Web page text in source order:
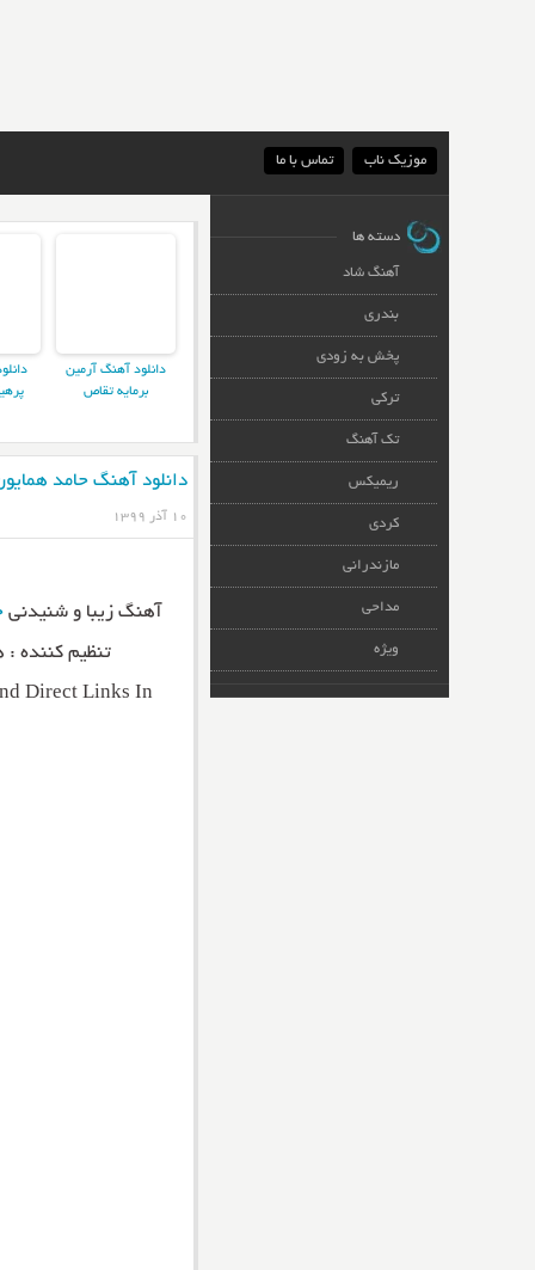
موزیک ناب تماس با ما
دانلود آهنگ آرمین
برمایه تقاص
دانلود آهنگ حامد
۱۰ آذر ۱۳۹۹
آهنگ زیبا و شنیدنی
تنظیم کننده
Direct Links In
دسته ها
آهنگ شاد
بندری
پخش به زودی
ترکی
تک آهنگ
ریمیکس
کردی
مازندرانی
مداحی
ویژه